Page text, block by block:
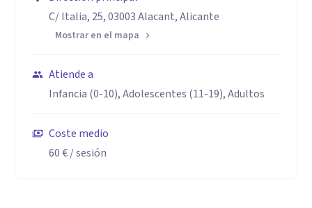
C/ Italia, 25, 03003 Alacant, Alicante
Mostrar en el mapa
Atiende a
Infancia (0-10), Adolescentes (11-19), Adultos
Coste medio
60 €/ sesión